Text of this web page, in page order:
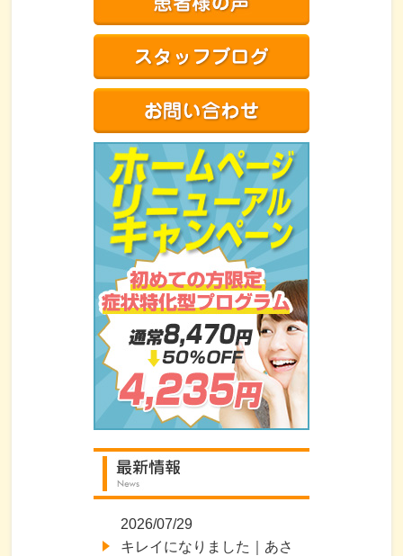
2026/07/29
キレイになりました｜あさ